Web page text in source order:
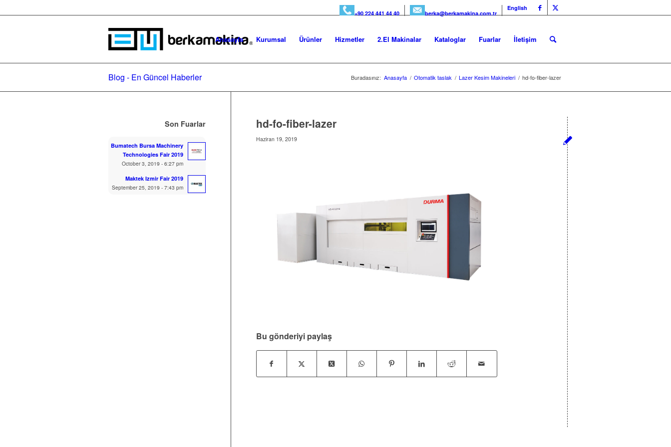
+90 224 441 44 40 berka@berkamakina.com.tr
English
Anasayfa Kurumsal Ürünler Hizmetler 2.El Makinalar Kataloglar Fuarlar İletişim
Blog - En Güncel Haberler Buradasınız: Anasayfa / Otomatik taslak / Lazer Kesim Makineleri / hd-fo-fiber-lazer
hd-fo-fiber-lazer
Haziran 19, 2019
Bu gönderiyi paylaş
Son Fuarlar
Bumatech Bursa Machinery
Technologies Fair 2019
October 3, 2019 - 6:27 pm
Maktek Izmir Fair 2019
September 25, 2019 - 7:43 pm